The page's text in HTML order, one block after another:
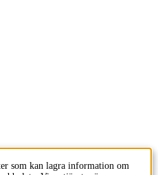
som kan lagra information om